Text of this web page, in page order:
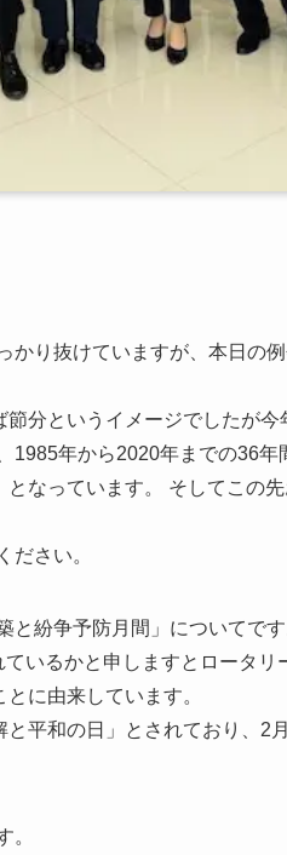
かり抜けていますが、本日の
分というイメージでしたが今
1985年から2020年までの36
なっています。 そしてこの
ださい。
紛争予防月間」についてです
いるかと申しますとロータ
に由来しています。
平和の日」とされており、2
。